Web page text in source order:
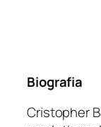
Biografia
Cristopher